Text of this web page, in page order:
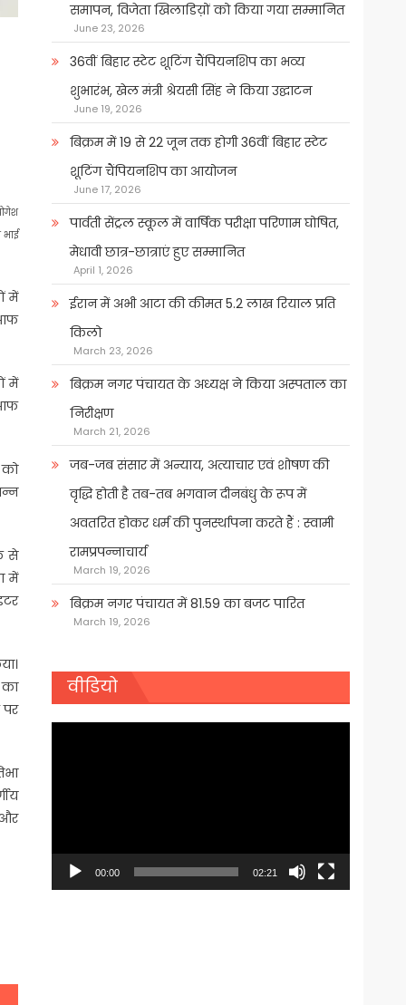
में
में
आफ
को
से
में
का
और
समापन, विजेता खिलाडिय़ों को किया गया सम्मानित
June 23, 2026
36वीं बिहार स्टेट शूटिंग चैंपियनशिप का भव्य
शुभारंभ, खेल मंत्री श्रेयसी सिंह ने किया उद्घाटन
June 19, 2026
बिक्रम में 19 से 22 जून तक होगी 36वीं बिहार स्टेट
शूटिंग चैंपियनशिप का आयोजन
June 17, 2026
पार्वती सेंट्रल स्कूल में वार्षिक परीक्षा परिणाम घोषित,
मेधावी छात्र-छात्राएं हुए सम्मानित
April 1, 2026
ईरान में अभी आटा की कीमत 5.2 लाख रियाल प्रति
किलो
March 23, 2026
बिक्रम नगर पंचायत के अध्यक्ष ने किया अस्पताल का
निरीक्षण
March 21, 2026
जब-जब संसार में अन्याय, अत्याचार एवं शोषण की
वृद्धि होती है तब-तब भगवान दीनबंधु के रूप में
अवतरित होकर धर्म की पुनर्स्थापना करते हैं : स्वामी
रामप्रपन्नाचार्य
March 19, 2026
बिक्रम नगर पंचायत में 81.59 का बजट पारित
March 19, 2026
वीडियो
00:00 02:21